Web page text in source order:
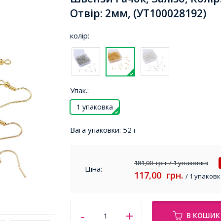
Отвір: 2мм, (УТ100028192)
колір:
Упак.:
1 упаковка
Вага упаковки: 52 г
Ціна:
181,00грн./ 1 упаковка
117,00 грн. / 1
В КОШИК